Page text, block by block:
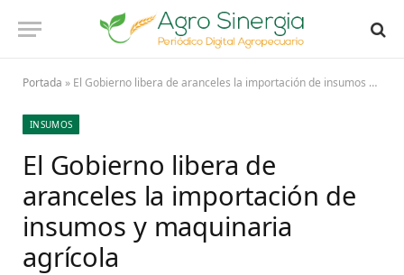
Portada » El Gobierno libera de aranceles la importación de insumos y maquinaria agrícola
INSUMOS
El Gobierno libera de
aranceles la importación de
insumos y maquinaria
agrícola